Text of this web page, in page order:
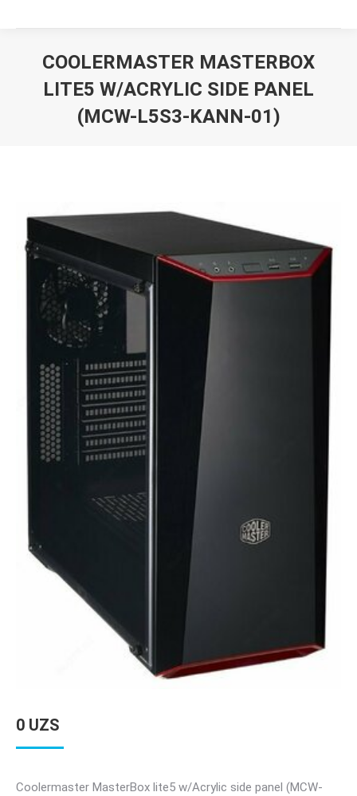
COOLERMASTER MASTERBOX
LITE5 W/ACRYLIC SIDE PANEL
(MCW-L5S3-KANN-01)
0 UZS
Coolermaster MasterBox lite5 w/Acrylic side panel (MCW-